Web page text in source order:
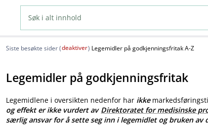
Siste besøkte sider (deaktiver) Legemidler på godkjenningsfritak A-Z
Legemidler på godkjenningsfritak
Legemidlene i oversikten nedenfor har ikke
og effekt er ikke vurdert av Direktoratet for medisinske
særlig ansvar for å sette seg inn i legemidlet og bruken